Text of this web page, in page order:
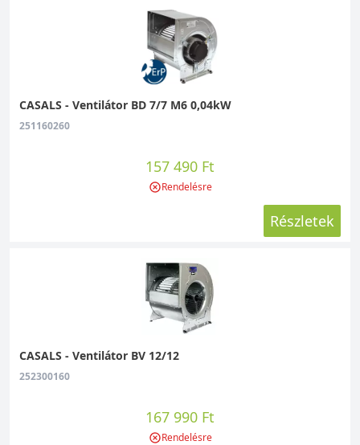
CASALS - Ventilátor BD 7/7 M6 0,04kW
251160260
157 490 Ft
Rendelésre
Részletek
CASALS - Ventilátor BV 12/12
252300160
167 990 Ft
Rendelésre